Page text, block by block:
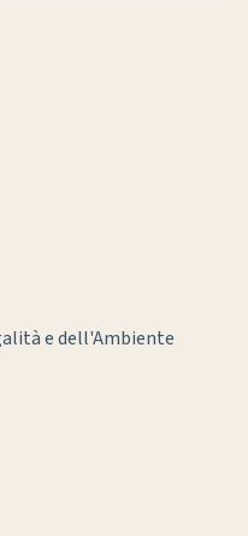
e dell'Ambiente